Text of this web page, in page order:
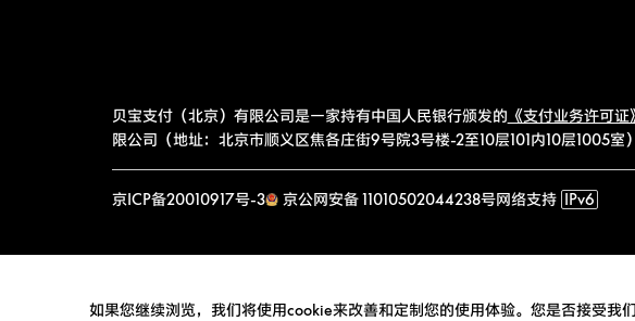
贝宝支付（北京）有限公司是一家持有中国人民银行颁发的 《支付业务许可
限公司（地址：北京市顺义区焦各庄街9号院3号楼-2至10层101内10层1005室
京ICP备20010917号-3 京公网安备 11010502044238号网络支持 IPv6
如果您继续浏览，我们将使用cookie来改善和定制您的使用体验。您是否接受我